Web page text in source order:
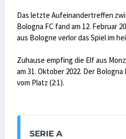
Das letzte Aufeinandertreffen
Bologna FC fand am 12. Februar
aus Bologne verlor das Spiel im
Zuhause empfing die Elf aus
am 31. Oktober 2022. Der
vom Platz (2:1).
SERIE A